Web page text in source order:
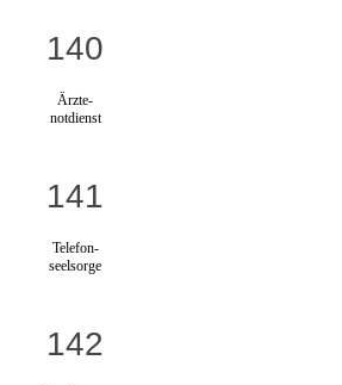
140
Ärzte-
notdienst
141
Telefon-
seelsorge
142